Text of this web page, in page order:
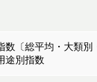
数〔総平均・大類別
途別指数